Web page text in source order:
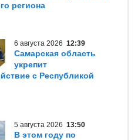
региона
6 августа 2026 12:39
Самарская область
укрепит
с Республикой
5 августа 2026 13:50
В этом году по